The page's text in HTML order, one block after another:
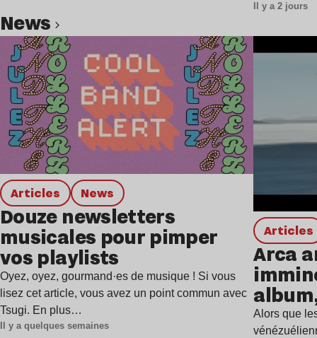
Il y a 2 jours
news
Articles news
Douze newsletters
musicales pour pimper
vos playlists
Oyez, oyez, gourmand·es de musique ! Si vous
lisez cet article, vous avez un point commun avec
Tsugi. En plus…
Il y a quelques semaines
Articles
Arca
Alors que
Lire l’article